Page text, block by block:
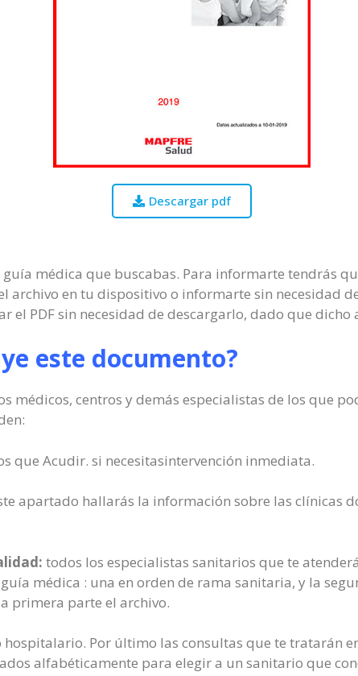
Descargar pdf
guía médica que buscabas. Para informarte tendrás
archivo en tu dispositivo o informarte sin necesidad
PDF sin necesidad de descargarlo, dado que dicho
este documento?
médicos, centros y demás especialistas de los que
que Acudir. si necesitasintervención inmediata.
apartado hallarás la información sobre las clínicas
todos los especialistas sanitarios que te
médica : una en orden de rama sanitaria, y la
primera parte el archivo.
hospitalario. Por último las consultas que te tratarán
alfabéticamente para elegir a un sanitario que